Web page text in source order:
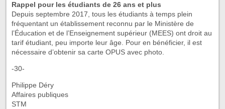
Rappel pour les étudiants de 26 ans et plus
Depuis septembre 2017, tous les étudiants à temps plein
fréquentant un établissement reconnu par le Ministère de
l’Éducation et de l’Enseignement supérieur (MEES) ont droit au
tarif étudiant, peu importe leur âge. Pour en bénéficier, il est
nécessaire d’obtenir sa carte OPUS avec photo.
-30-
Philippe Déry
Affaires publiques
STM